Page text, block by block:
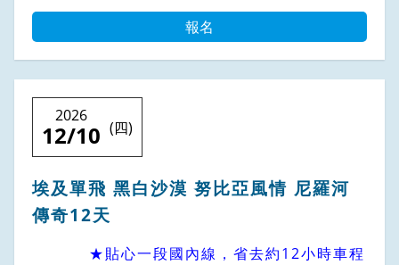
報名
2026
12/10 (四)
埃及單飛 黑白沙漠 努比亞風情 尼羅河
傳奇12天
★貼心一段國內線，省去約12小時車程